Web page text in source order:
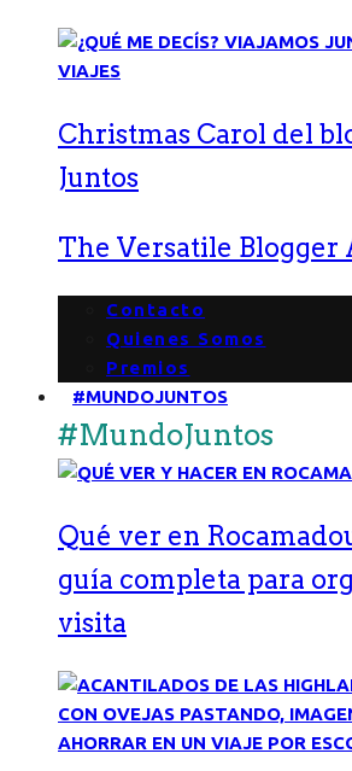
Christmas Carol del
Juntos
The Versatile Blogger
Contacto
Quienes Somos
Premios
#MUNDOJUNTOS
#MundoJuntos
Qué ver en
guía completa para
visita